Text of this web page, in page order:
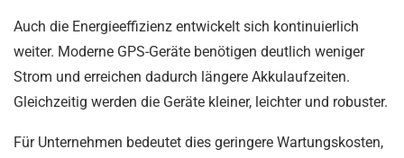
Auch die Energieeffizienz entwickelt sich kontinuierlich
weiter. Moderne GPS-Geräte benötigen deutlich weniger
Strom und erreichen dadurch längere Akkulaufzeiten.
Gleichzeitig werden die Geräte kleiner, leichter und robuster.
Für Unternehmen bedeutet dies geringere Wartungskosten,